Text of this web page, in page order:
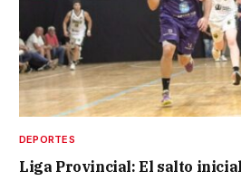
DEPORTES
Liga Provincial: El salto